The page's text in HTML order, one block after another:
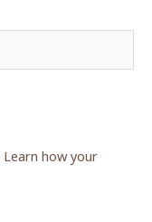
Learn how your